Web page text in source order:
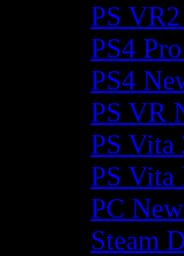
PS
PS4
PS4
PS VR
PS Vita
PS Vita
PC
Steam